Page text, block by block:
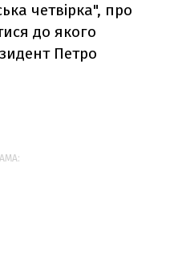
четвірка", про
до якого
Петро